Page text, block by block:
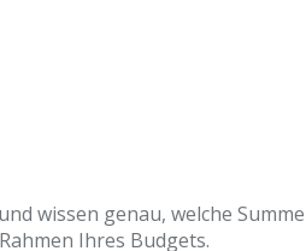
wissen genau, welche
Ihres Budgets.